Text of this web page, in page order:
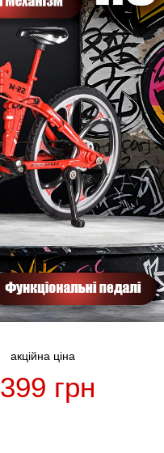
399 грн
акційна ціна